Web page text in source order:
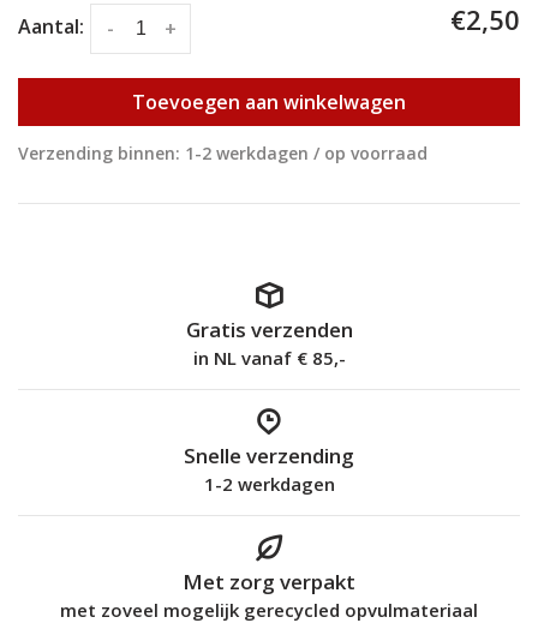
Aantal: +
- €2,50
Toevoegen aan winkelwagen
Verzending binnen: 1-2 werkdagen / op voorraad
Gratis verzenden
in NL vanaf € 85,-
Snelle verzending
1-2 werkdagen
Met zorg verpakt
met zoveel mogelijk gerecycled opvulmateriaal